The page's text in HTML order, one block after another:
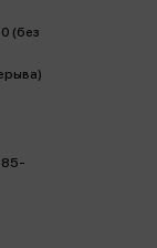
(без
85-